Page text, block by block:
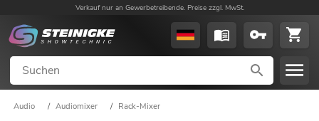
Verkauf nur an Gewerbetreibende. Preise zzgl. MwSt.
Audio / Audiomixer / Rack-Mixer